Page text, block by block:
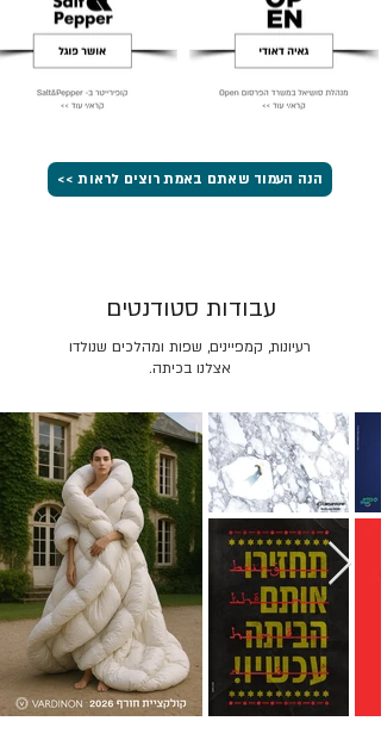
הנה העמוד שאתם באמת רוצים לראות >>
רעיונות, קמפיינים, שפות ומהלכים שנולדו
אצלנו בכיתה.
עבודות סטודנטים